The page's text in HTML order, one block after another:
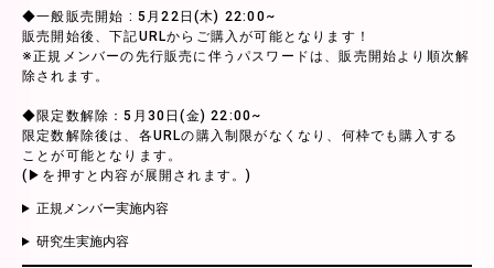
◆一般販売開始 : 5月22日(木) 22:00~
販売開始後、下記URLからご購入が可能となります！
※正規メンバーの先行販売に伴うパスワードは、販売開始より順次解
除されます。
◆限定数解除：5月30日(金) 22:00~
限定数解除後は、各URLの購入制限がなくなり、何枠でも購入する
ことが可能となります。
(▶を押すと内容が展開されます。)
正規メンバー実施内容
研究生実施内容